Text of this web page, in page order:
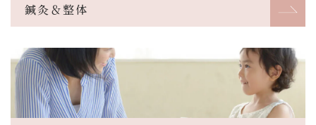
鍼灸＆整体